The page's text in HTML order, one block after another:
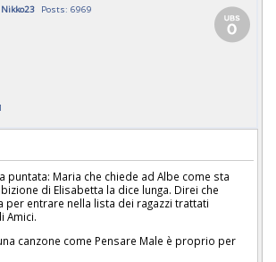
Nikko23 Posts: 6969
puntata: Maria che chiede ad Albe come sta
di Elisabetta la dice lunga. Direi che
per entrare nella lista dei ragazzi trattati
Amici.
canzone come Pensare Male è proprio per